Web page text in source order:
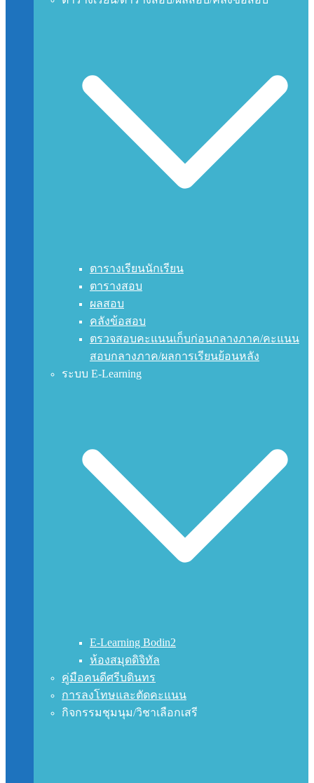
ตารางเรียนนักเรียน
ตารางสอบ
ผลสอบ
คลังข้อสอบ
ตรวจสอบคะแนนเก็บก่อนกลางภาค/คะแนน
สอบกลางภาค/ผลการเรียนย้อนหลัง
ระบบ E-Learning
E-Learning Bodin2
ห้องสมุดดิจิทัล
คู่มือคนดีศรีบดินทร
การลงโทษและตัดคะแนน
กิจกรรมชุมนุม/วิชาเลือกเสรี